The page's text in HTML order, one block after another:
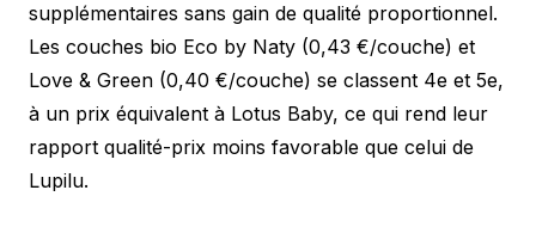
supplémentaires sans gain de qualité proportionnel.
Les couches bio Eco by Naty (0,43 €/couche) et
Love & Green (0,40 €/couche) se classent 4e et 5e,
à un prix équivalent à Lotus Baby, ce qui rend leur
rapport qualité-prix moins favorable que celui de
Lupilu.